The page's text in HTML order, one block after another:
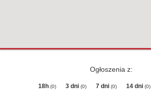
Ogłoszenia z:
18h (0) 3 dni (0) 7 dni (0) 14 dni (0)